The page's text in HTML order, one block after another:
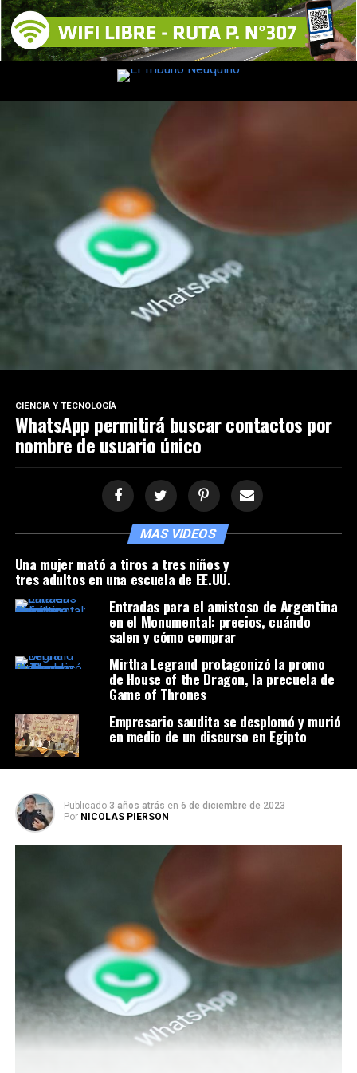
CIENCIA Y TECNOLOGÍA
WhatsApp permitirá buscar contactos por
nombre de usuario único
MAS VIDEOS
Una mujer mató a tiros a tres niños y
tres adultos en una escuela de EE.UU.
Entradas para el amistoso de Argentina
en el Monumental: precios, cuándo
salen y cómo comprar
Mirtha Legrand protagonizó la promo
de House of the Dragon, la precuela de
Game of Thrones
Empresario saudita se desplomó y murió
en medio de un discurso en Egipto
Publicado 3 años atrás en 6 de diciembre de 2023
Por NICOLAS PIERSON